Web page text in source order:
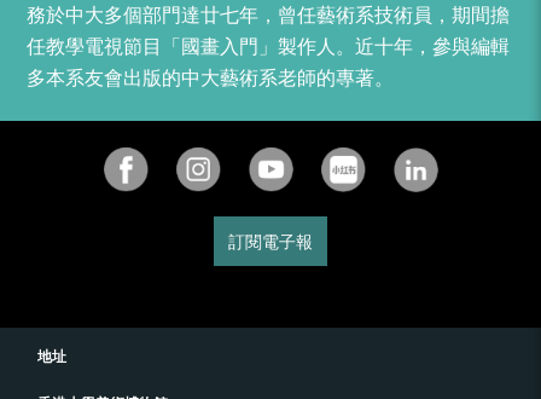
務於中大多個部門達廿七年，曾任藝術系技術員，期間擔
任教學電視節目「國畫入門」製作人。近十年，參與編輯
多本系友會出版的中大藝術系老師的專著。
訂閱電子報
地址